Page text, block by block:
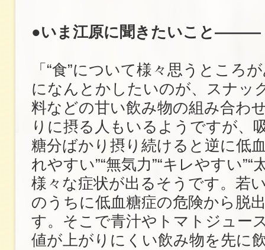
●いま江原に聞きたいこと―――
「“食”について様々思うところ
になんとかしたいのが、スナッ
料などの甘い飲み物の組み合わ
りに摂る人もいるようですが、
糖分ばかり摂り続けると逆に低
れやすい”“無気力”“キレやすい”“
様々な症状が出るそうです。若
のうちに低血糖症の危険から脱
す。そこで青汁やトマトジュー
値が上がりにくい飲み物を先に